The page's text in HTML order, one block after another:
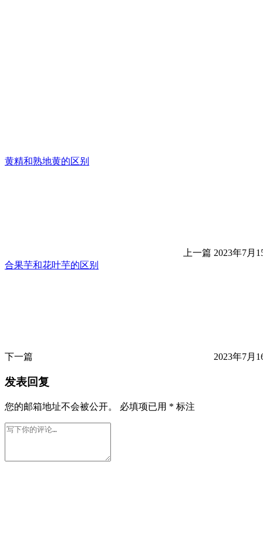
黄精和熟地黄的区别
上一篇 2023年7月
合果芋和花叶芋的区别
下一篇 2023年7月
发表回复
您的邮箱地址不会被公开。 必填项已用 * 标注